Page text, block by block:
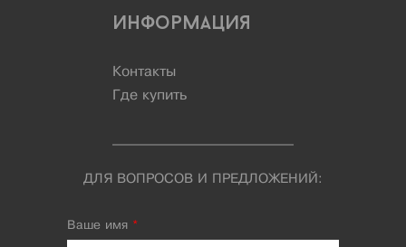
Информация
Контакты
Где купить
ДЛЯ ВОПРОСОВ И ПРЕДЛОЖЕНИЙ:
Ваше имя *